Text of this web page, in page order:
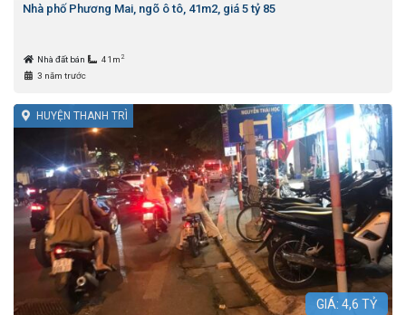
Nhà phố Phương Mai, ngõ ô tô, 41m2, giá 5 tỷ 85
Nhà đất bán 41m 2
3 năm trước
HUYỆN THANH TRÌ
GIÁ: 4,6 TỶ